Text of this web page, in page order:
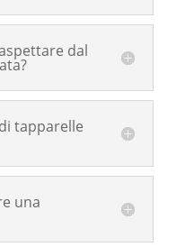
dal
tapparelle
una